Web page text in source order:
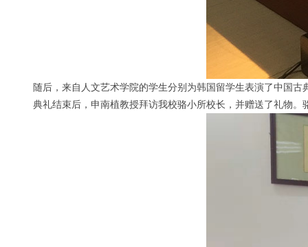
随后，来自人文艺术学院的学生分别为韩国留学生表演了中国
典礼结束后，申南植教授拜访我校骆小所校长，并赠送了礼物。